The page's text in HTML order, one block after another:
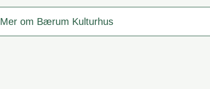
Mer om Bærum Kulturhus